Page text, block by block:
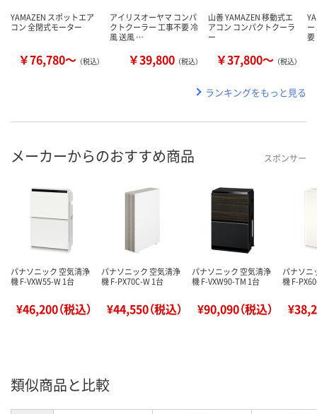
YAMAZEN スポットエア
コン 全閉式モーター
￥76,780～ （税込）
アイリスオーヤマ コンパ
クトクーラー 工事不要 冷
風 送風 …
￥39,800 （税込）
山善 YAMAZEN 移動式エ
アコン コンパクトクーラ
ー
￥37,800～ （税込）
ー
ランキングをもっと見る
メーカーからのおすすめ商品 スポンサー
パナソニック 空気清浄
機 F-VXW55-W 1台
¥46,200（税込）
パナソニック 空気清浄
機 F-PX70C-W 1台
¥44,550（税込）
パナソニック 空気清浄
機 F-VXW90-TM 1台
¥90,090（税込）
パナソニ
機 F-
類似商品と比較